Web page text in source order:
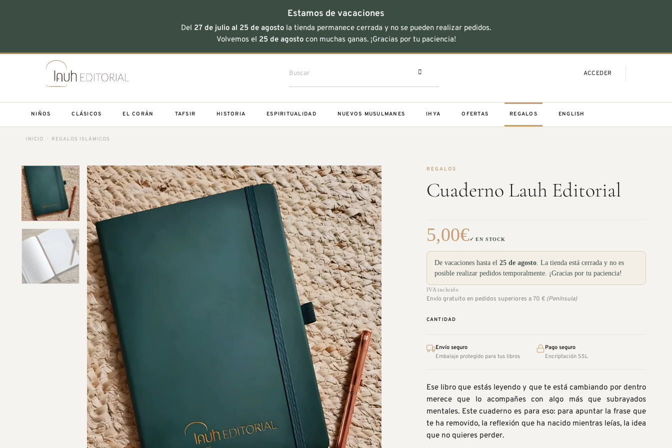
Estamos de vacaciones
Del 27 de julio al 25 de agosto la tienda permanece cerrada y no se pueden realizar pedidos.
Volvemos el 25 de agostocon muchas ganas. ¡Gracias por tu paciencia!
Buscar
ACCEDER
NIÑOS CLÁSICOS EL CORÁN TAFSIR HISTORIA ESPIRITUALIDAD NUEVOS MUSULMANES IHYA OFERTAS REGALOS ENGLISH
INICIO REGALOS ISLÁMICOS
REGALOS
Cuaderno Lauh Editorial
5,00€✓ EN STOCK
De vacaciones hasta el 25 de agosto. La tienda está cerrada y no es
posible realizar pedidos temporalmente. ¡Gracias por tu paciencia!
IVA incluido
Envío gratuito en pedidos superiores a 70 € (Península)
CANTIDAD
Envío seguro
Embalaje protegido para tus libros
Pago seguro
Encriptación SSL
Ese libro que estás leyendo y que te está cambiando por dentro
merece que lo acompañes con algo más que subrayados
mentales. Este cuaderno es para eso: para apuntar la frase que
te ha removido, la reflexión que ha nacido mientras leías, la idea
que no quieres perder.